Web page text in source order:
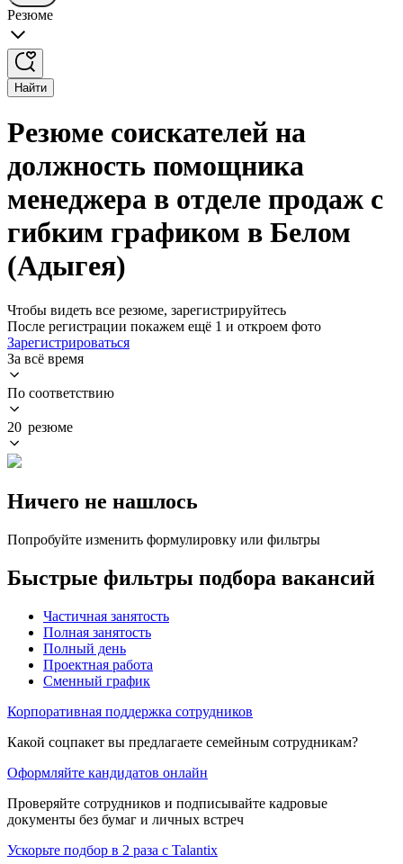
Резюме
Найти
Резюме соискателей на
должность помощника
менеджера в отделе продаж с
гибким графиком в Белом
(Адыгея)
Чтобы видеть все резюме, зарегистрируйтесь
После регистрации покажем ещё 1 и откроем фото
Зарегистрироваться
За всё время
По соответствию
20 резюме
Ничего не нашлось
Попробуйте изменить формулировку или фильтры
Быстрые фильтры подбора вакансий
Частичная занятость
Полная занятость
Полный день
Проектная работа
Сменный график
Корпоративная поддержка сотрудников
Какой соцпакет вы предлагаете семейным сотрудникам?
Оформляйте кандидатов онлайн
Проверяйте сотрудников и подписывайте кадровые
документы без бумаг и личных встреч
Ускорьте подбор в 2 раза с Talantix